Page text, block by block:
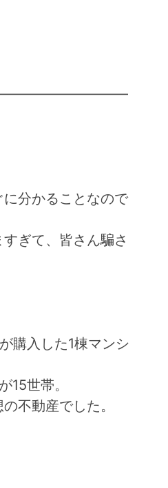
分かることなので
ぎて、皆さん騙さ
購入した1棟マンシ
15世帯。
不動産でした。